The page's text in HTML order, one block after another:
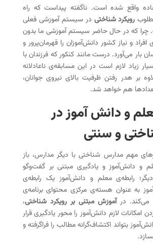
واقع شده است. ناگفته پیداست که راه
رویکرد شناختی در سیستم آموزشی فعلی
چرا که در حال حاضر سیستم آموزشی ما بدون
و نیاز کشور دانش‌آموزان را قهرمان‌پرور و
بار می‌آورد. درست مانند کنکور که فرزندان با
زیاد لازم است در این مسابقه‌ی ناعادلانه
بر هدر رفتن ظرفیت بالای نیروی جوانان،
هم خواهد شد.
و دانش آموز در
و سنتی
مهم مدارس شناختی با دیگر مدارس، باز
و دانش‌آموز و یادگیری مبتنی بر گفت‌و‌گو
رابطه‌ی معلم و دانش‌آموز یک رابطه‌ی
به عنوان هسته‌ی مرکزی محتوای برنامه‌ی
می‌کند. درآموزش مبتنی بر رویکرد شناختی،
امکانات لازم دانش‌آموز را محور یادگیری قرار
بتواند اکتشاف‌گرانه مطالب را فراگرفته و